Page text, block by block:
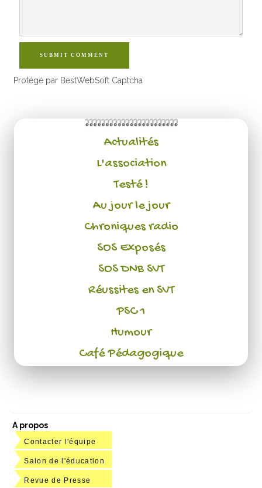
SUBMIT COMMENT
Protégé par BestWebSoft Captcha
Actualités
L'association
Testé !
Au jour le jour
Chroniques radio
SOS Exposés
SOS DNB SVT
Réussites en SVT
PSC 1
Humour
Café Pédagogique
A propos
Contacter l'équipe
Salon de l'éducation
Revue de Presse